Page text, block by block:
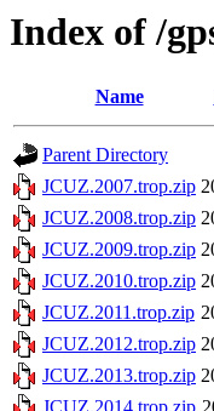
Index of /
Name
Parent Directory
JCUZ.2007.trop.zip
JCUZ.2008.trop.zip
JCUZ.2009.trop.zip
JCUZ.2010.trop.zip
JCUZ.2011.trop.zip
JCUZ.2012.trop.zip
JCUZ.2013.trop.zip